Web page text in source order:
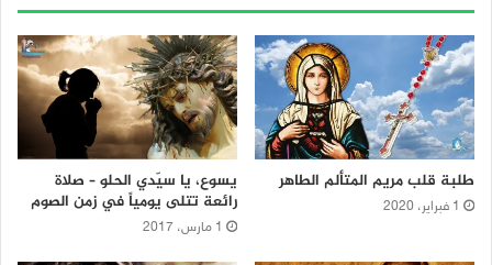
طلبة قلب مريم المتألم الطاهر
1 فبراير، 2020
يسوع، يا سيّدي الحلو – صلاة
رائعة تتلى يومياً في زمن الصوم
1 مارس، 2017